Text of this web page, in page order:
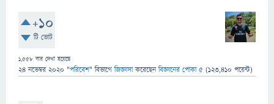
+10
টি ভোট
1,558 বার দেখা হয়েছে
24 নভেম্বর 2020 "পরিবেশ" বিভাগে জিজ্ঞাসাকরেছেনবিজ্ঞানের পোকা ৫ (123,410 পয়েন্ট)